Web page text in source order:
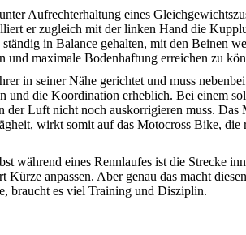
Aufrechterhaltung eines
er zugleich mit der linken Hand die
in Balance gehalten, mit den Beinen
maximale Bodenhaftung erreichen zu
in seiner Nähe gerichtet und muss
die Koordination erheblich. Bei einem
Luft nicht noch auskorrigieren muss.
wirkt somit auf das Motocross Bike, die
während eines Rennlaufes ist die Strecke
anpassen. Aber genau das macht
braucht es viel Training und Disziplin.